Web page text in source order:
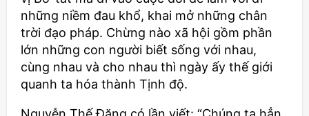
những niềm đau khổ, khai mở những chân
trời đạo pháp. Chừng nào xã hội gồm phần
lớn những con người biết sống với nhau,
cùng nhau và cho nhau thì ngày ấy thế giới
quanh ta hóa thành Tịnh độ.